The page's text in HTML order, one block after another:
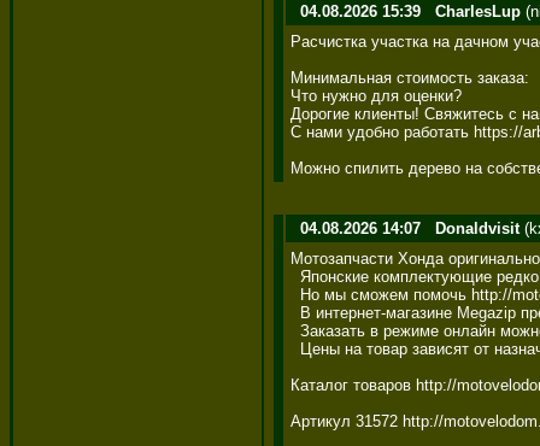
04.08.2026 15:39 CharlesLup
Расчистка участка на дачном
Минимальная стоимость заказа:
Что нужно для оценки?
Дорогие клиенты! Свяжитесь с
С нами удобно работать https://
Можно спилить дерево на
04.08.2026 14:07 Donaldvisit
Мотозапчасти Хонда
Японские комплектующие редко
Но мы сможем помочь http://
В интернет-магазине Megazip
Заказать в режиме онлайн
Цены на товар зависят от
Каталог товаров http://
Артикул 31572 http://